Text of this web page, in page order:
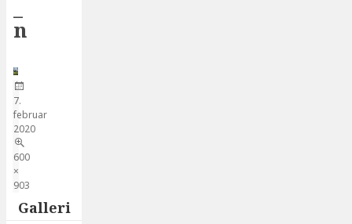
n
Udgivet
i
7.
februar
2020
Original
størrelse
600
×
903
Galleri